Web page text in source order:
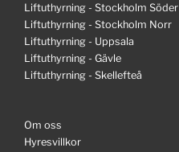
Liftuthyrning - Stockholm Söder
Liftuthyrning - Stockholm Norr
Liftuthyrning - Uppsala
Liftuthyrning - Gävle
Liftuthyrning - Skellefteå
Om oss
Hyresvillkor